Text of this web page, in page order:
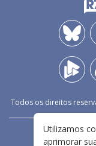
Todos os direitos
Utilizamos
aprimorar